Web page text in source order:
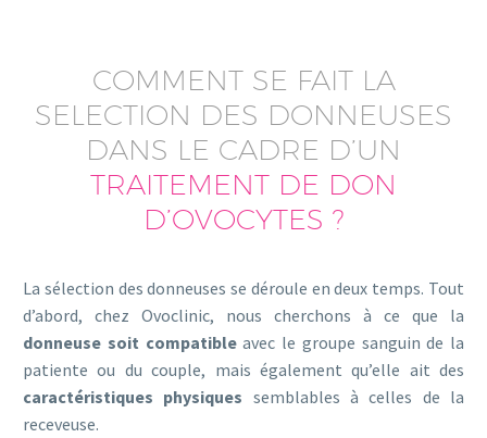
COMMENT SE FAIT LA
SELECTION DES DONNEUSES
DANS LE CADRE D’UN
TRAITEMENT DE DON
D’OVOCYTES ?
La sélection des donneuses se déroule en deux temps. Tout
d’abord, chez Ovoclinic, nous cherchons à ce que la
donneuse soit compatibleavec le groupe sanguin de la
patiente ou du couple, mais également qu’elle ait des
caractéristiques physiques semblables à celles de la
receveuse.